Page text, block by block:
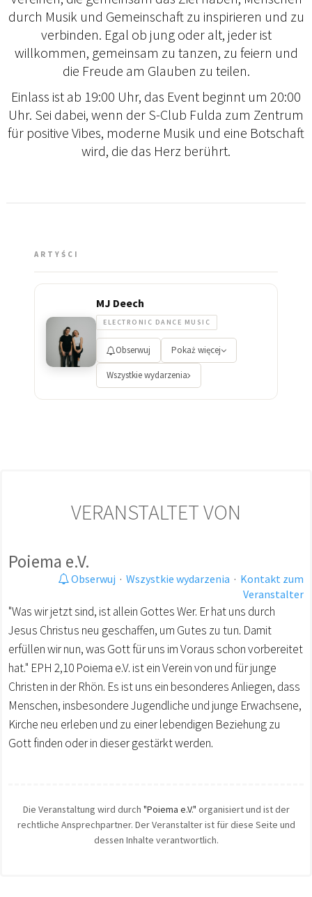
durch Musik und Gemeinschaft zu inspirieren und zu
verbinden. Egal ob jung oder alt, jeder ist
willkommen, gemeinsam zu tanzen, zu feiern und
die Freude am Glauben zu teilen.
Einlass ist ab 19:00 Uhr, das Event beginnt um 20:00
Uhr. Sei dabei, wenn der S-Club Fulda zum Zentrum
für positive Vibes, moderne Musik und eine Botschaft
wird, die das Herz berührt.
ARTYŚCI
MJ Deech
ELECTRONIC DANCE MUSIC
Obserwuj Pokaż więcej
Wszystkie wydarzenia
VERANSTALTET VON
Poiema e.V.
Obserwuj · Wszystkie wydarzenia · Kontakt zum
Veranstalter
"Was wir jetzt sind, ist allein Gottes Wer. Er hat uns durch
Jesus Christus neu geschaffen, um Gutes zu tun. Damit
erfüllen wir nun, was Gott für uns im Voraus schon vorbereitet
hat." EPH 2,10 Poiema e.V. ist ein Verein von und für junge
Christen in der Rhön. Es ist uns ein besonderes Anliegen, dass
Menschen, insbesondere Jugendliche und junge Erwachsene,
Kirche neu erleben und zu einer lebendigen Beziehung zu
Gott finden oder in dieser gestärkt werden.
Die Veranstaltung wird durch "Poiema e.V." organisiert und ist der
rechtliche Ansprechpartner. Der Veranstalter ist für diese Seite und
dessen Inhalte verantwortlich.